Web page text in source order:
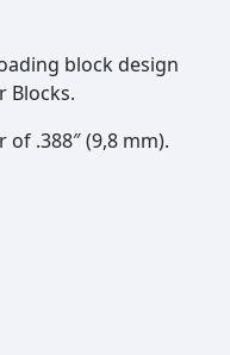
block design
Blocks.
.388″ (9,8 mm).